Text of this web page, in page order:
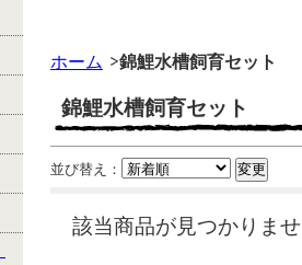
ホーム 錦鯉水槽飼育セット
錦鯉水槽飼育セット
並び替え：
該当商品が見つかりま